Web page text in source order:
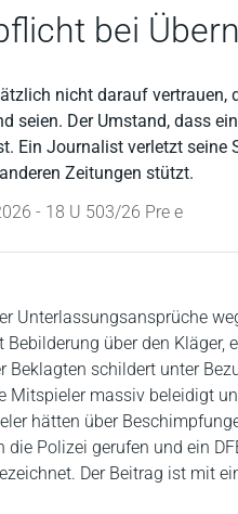
bei
nicht darauf
seien. Der Umstand, dass
Ein Journalist verletzt
Zeitungen stützt.
- 18 U 503/26 Pre e
Unterlassungsansprüche
Bebilderung über den
Beklagten schildert unter
Mitspieler massiv beleidigt
hätten über
die Polizei gerufen und ein
Der Beitrag ist mit